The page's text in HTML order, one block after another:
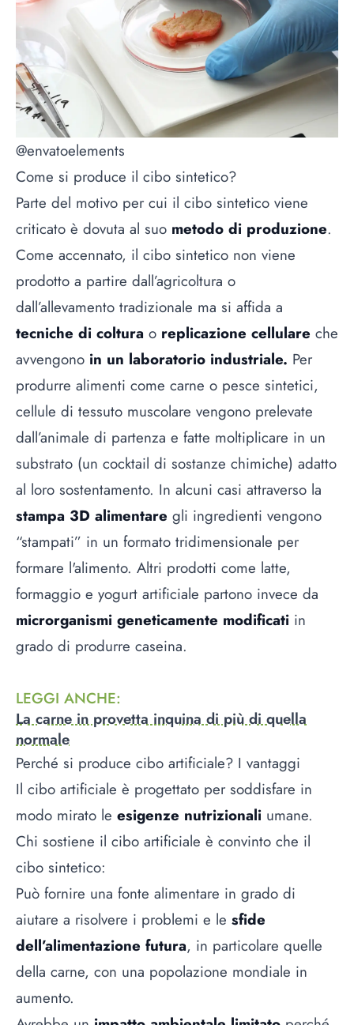
@envatoelements
Come si produce il cibo sintetico?
Parte del motivo per cui il cibo sintetico viene
criticato è dovuta al suo metodo di produzione.
Come accennato, il cibo sintetico non viene
prodotto a partire dall’agricoltura o
dall’allevamento tradizionale ma si affida a
tecniche di coltura o replicazione cellulare che
avvengono in un laboratorio industriale. Per
produrre alimenti come carne o pesce sintetici,
cellule di tessuto muscolare vengono prelevate
dall’animale di partenza e fatte moltiplicare in un
substrato (un cocktail di sostanze chimiche) adatto
al loro sostentamento. In alcuni casi attraverso la
stampa 3D alimentare gli ingredienti vengono
“stampati” in un formato tridimensionale per
formare l'alimento. Altri prodotti come latte,
formaggio e yogurt artificiale partono invece da
microrganismi geneticamente modificati in
grado di produrre caseina.
LEGGI ANCHE:
La carne in provetta inquina di più di quella
normale
Perché si produce cibo artificiale? I vantaggi
Il cibo artificiale è progettato per soddisfare in
modo mirato le esigenze nutrizionali umane.
Chi sostiene il cibo artificiale è convinto che il
cibo sintetico:
Può fornire una fonte alimentare in grado di
aiutare a risolvere i problemi e le sfide
dell’alimentazione futura, in particolare quelle
della carne, con una popolazione mondiale in
aumento.